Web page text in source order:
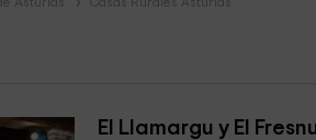
El Llamargu y El Fresnu